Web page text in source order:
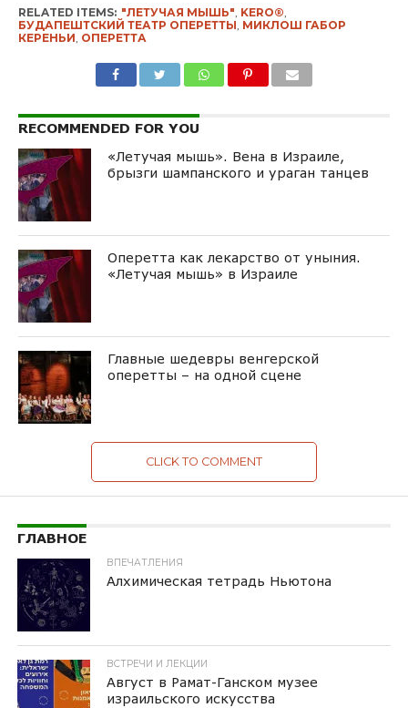
RELATED ITEMS: "ЛЕТУЧАЯ МЫШЬ", KERO®,
БУДАПЕШТСКИЙ ТЕАТР ОПЕРЕТТЫ, МИКЛОШ ГАБОР
КЕРЕНЬИ, ОПЕРЕТТА
RECOMMENDED FOR YOU
«Летучая мышь». Вена в Израиле,
брызги шампанского и ураган танцев
Оперетта как лекарство от уныния.
«Летучая мышь» в Израиле
Главные шедевры венгерской
оперетты – на одной сцене
CLICK TO COMMENT
ГЛАВНОЕ
ВПЕЧАТЛЕНИЯ
Алхимическая тетрадь Ньютона
ВСТРЕЧИ И ЛЕКЦИИ
Август в Рамат-Ганском музее
израильского искусства